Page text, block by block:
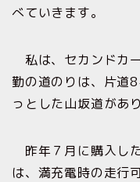
べていきます。
私は、セカンドカ
勤の道のりは、片道
っとした山坂道があ
昨年７月に購入し
は、満充電時の走行